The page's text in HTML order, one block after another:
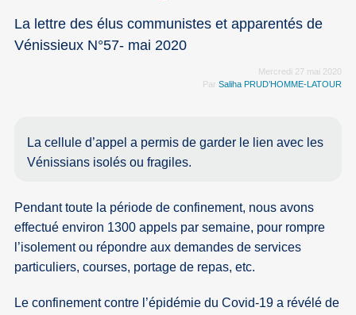
La lettre des élus communistes et apparentés de
Vénissieux N°57- mai 2020
Mercredi 27 mai 2020
Par Saliha PRUD’HOMME-LATOUR
La cellule d’appel a permis de garder le lien avec les
Vénissians isolés ou fragiles.
Pendant toute la période de confinement, nous avons
effectué environ 1300 appels par semaine, pour rompre
l’isolement ou répondre aux demandes de services
particuliers, courses, portage de repas, etc.
Le confinement contre l’épidémie du Covid-19 a révélé de